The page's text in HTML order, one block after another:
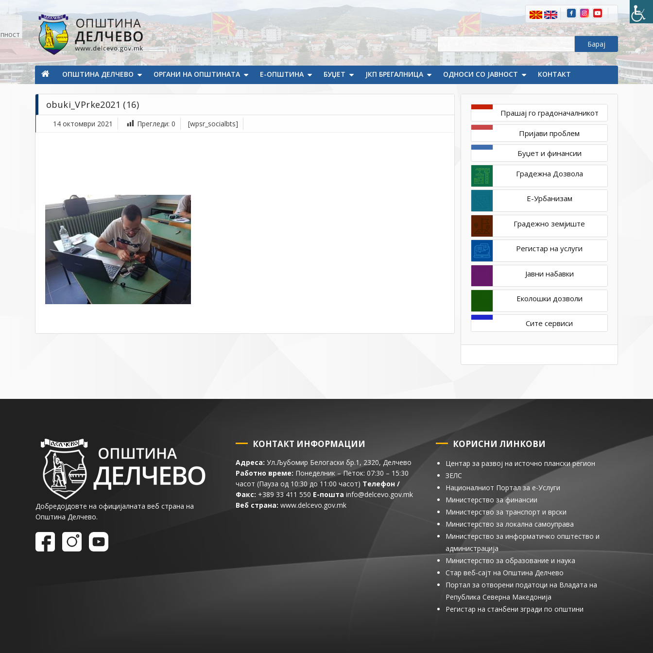
Општина Делчево
Општина Делчево
ОПШТИНА ДЕЛЧЕВО ОРГАНИ НА ОПШТИНАТА Е-ОПШТИНА БУЏЕТ ЈКП БРЕГАЛНИЦА ОДНОСИ СО ЈАВНОСТ КОНТАКТ
obuki_VPrke2021 (16)
14 октомври 2021 Прегледи: 0 [wpsr_socialbts]
октомври
obuki_VPrke2021
Прашај го градоначалникот
Пријави проблем
Буџет и финансии
Градежна Дозвола
Е-Урбанизам
Градежно земјиште
Регистар на услуги
Јавни набавки
Еколошки дозволи
Сите сервиси
Добредојдовте на официјалната веб страна на
Општина Делчево.
КОНТАКТ ИНФОРМАЦИИ
Адреса: Ул.Љубомир Белогаски бр.1, 2320, Делчево
Работно време: Понеделник – Петок: 07:30 – 15:30
часот (Пауза од 10:30 до 11:00 часот) Телефон /
Факс: +389 33 411 550 Е-пошта info@delcevo.gov.mk
Веб страна: www.delcevo.gov.mk
КОРИСНИ ЛИНКОВИ
Центар за развој на источно плански регион
ЗЕЛС
Националниот Портал за е-Услуги
Министерство за финансии
Министерство за транспорт и врски
Министерство за локална самоуправа
Министерство за информатичко општество и
администрација
Министерство за образование и наука
Стар веб-сајт на Општина Делчево
Портал за отворени податоци на Владата на
Република Северна Македонија
Регистар на станбени згради по општини